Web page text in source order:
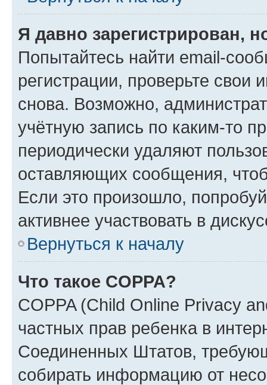
Я давно зарегистрирован,
Попытайтесь найти email-
регистрации, проверьте свои
снова. Возможно,
учётную запись по каким-то
периодически удаляют
оставляющих сообщения,
Если это произошло,
активнее участвовать в
Вернуться к началу
Что такое COPPA?
COPPA (Child Online Privacy
частных прав ребенка в
Соединенных Штатов,
собирать информацию от